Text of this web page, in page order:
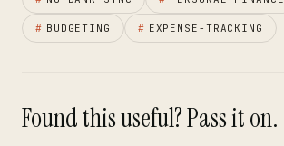
# BUDGETING # EXPENSE-TRACKING
Found this useful? Pass it on.